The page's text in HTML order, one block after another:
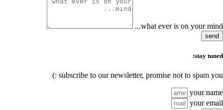
what ever is on your mind...
send
stay tuned:
subscribe to our newsletter, promise not to spam you :)
your name
your email